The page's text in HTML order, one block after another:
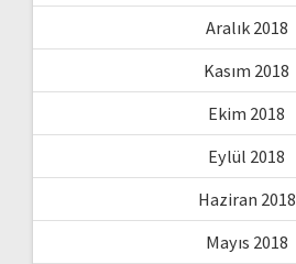
Aralık 2018
Kasım 2018
Ekim 2018
Eylül 2018
Haziran 2018
Mayıs 2018